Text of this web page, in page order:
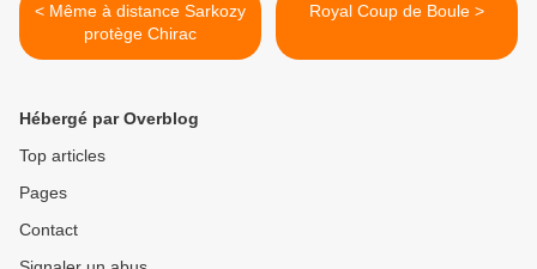
< Même à distance Sarkozy
protège Chirac
Royal Coup de Boule >
Hébergé par Overblog
Top articles
Pages
Contact